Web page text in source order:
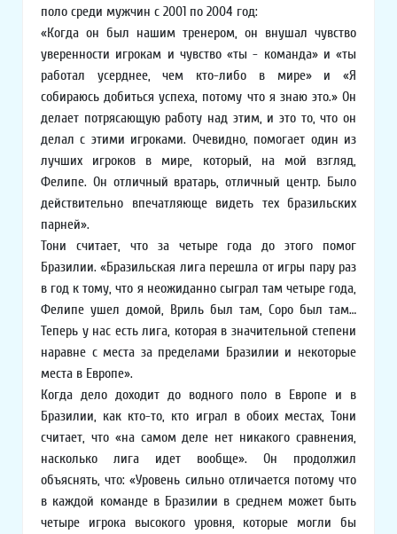
поло среди мужчин с 2001 по 2004 год:
«Когда он был нашим тренером, он внушал чувство
уверенности игрокам и чувство «ты - команда» и «ты
работал усерднее, чем кто-либо в мире» и «Я
собираюсь добиться успеха, потому что я знаю это.» Он
делает потрясающую работу над этим, и это то, что он
делал с этими игроками. Очевидно, помогает один из
лучших игроков в мире, который, на мой взгляд,
Фелипе. Он отличный вратарь, отличный центр. Было
действительно впечатляюще видеть тех бразильских
парней».
Тони считает, что за четыре года до этого помог
Бразилии. «Бразильская лига перешла от игры пару раз
в год к тому, что я неожиданно сыграл там четыре года,
Фелипе ушел домой, Вриль был там, Соро был там…
Теперь у нас есть лига, которая в значительной степени
наравне с места за пределами Бразилии и некоторые
места в Европе».
Когда дело доходит до водного поло в Европе и в
Бразилии, как кто-то, кто играл в обоих местах, Тони
считает, что «на самом деле нет никакого сравнения,
насколько лига идет вообще». Он продолжил
объяснять, что: «Уровень сильно отличается потому что
в каждой команде в Бразилии в среднем может быть
четыре игрока высокого уровня, которые могли бы